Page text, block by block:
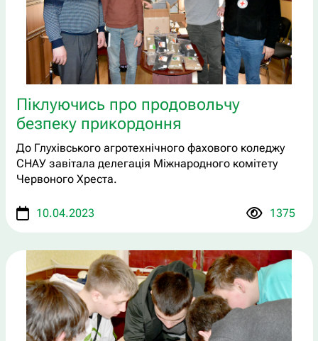
Піклуючись про продовольчу
безпеку прикордоння
До Глухівського агротехнічного фахового коледжу
СНАУ завітала делегація Міжнародного комітету
Червоного Хреста.
10.04.2023 1375